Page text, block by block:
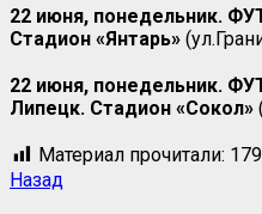
22 июня, понедельник.
Стадион «Янтарь»
22 июня, понедельник.
Липецк. Стадион «Сокол»
Материал прочитали: 179
Назад